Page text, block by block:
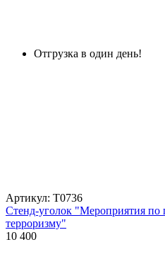
Отгрузка в один день!
Артикул: Т0736
Стенд-уголок "Мероприятия по
терроризму"
10 400